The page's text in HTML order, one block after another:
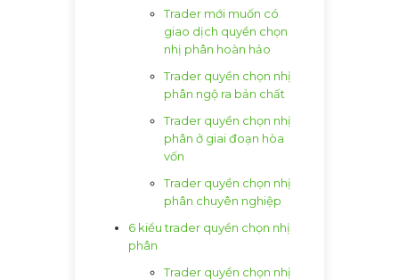
Trader mới muốn có
giao dịch quyền chọn
nhị phân hoàn hảo
Trader quyền chọn nhị
phân ngộ ra bản chất
Trader quyền chọn nhị
phân ở giai đoạn hòa
vốn
Trader quyền chọn nhị
phân chuyên nghiệp
6 kiểu trader quyền chọn nhị
phân
Trader quyền chọn nhị